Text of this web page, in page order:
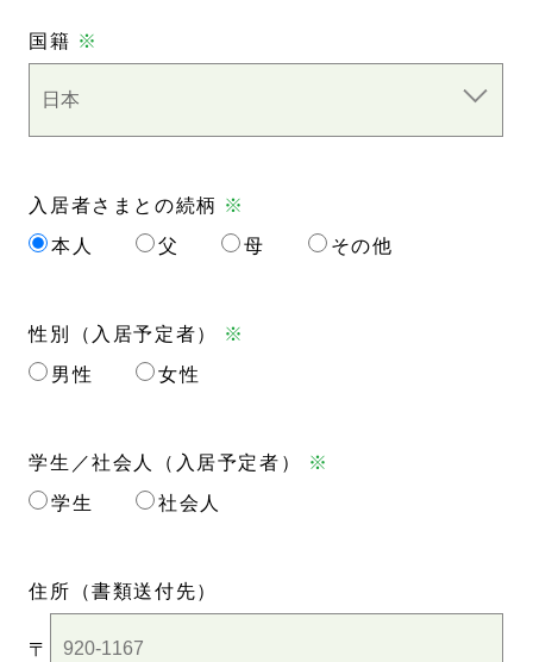
国籍 ※
入居者さまとの続柄 ※
本人
父 母 その他
性別（入居予定者） ※
男性
女性
学生／社会人（入居予定者）
※
学生
社会人
住所 （書類送付先）
〒